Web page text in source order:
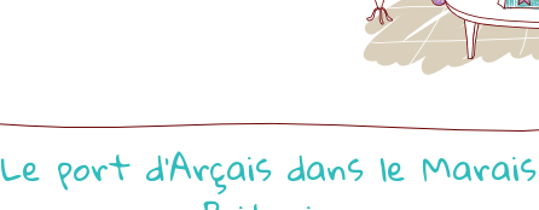
Le port d'Arçais dans le Marais